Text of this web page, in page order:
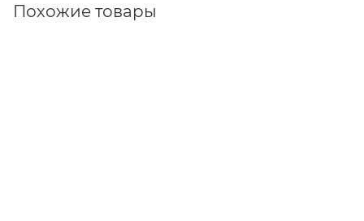
Похожие товары